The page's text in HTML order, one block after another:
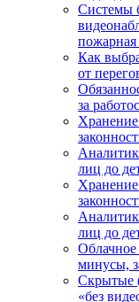
Системы
пожарная
Как
от
за
лиц до
лиц до
минусы,
Скрытые
«без